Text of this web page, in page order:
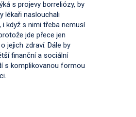
s projevy borreliózy, by
lékaři naslouchali
i když s nimi třeba nemusí
jde přece jen
jejich zdraví. Dále by
finanční a sociální
s komplikovanou formou